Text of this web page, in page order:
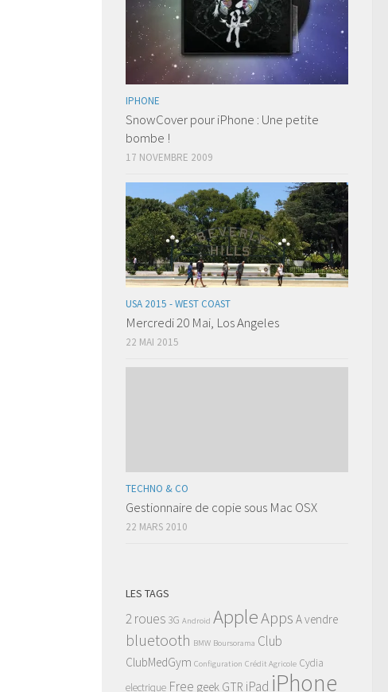
IPHONE
SnowCover pour iPhone : Une petite
bombe !
17 NOVEMBRE 2009
USA 2015 - WEST COAST
Mercredi 20 Mai, Los Angeles
22 MAI 2015
TECHNO & CO
Gestionnaire de copie sous Mac OSX
22 MARS 2010
LES TAGS
2 roues 3G Android AppleApps A vendre
bluetooth BMW Boursorama Club
ClubMedGym Configuration Crédit Agricole Cydia
electrique Free geek GTR iPad iPhone